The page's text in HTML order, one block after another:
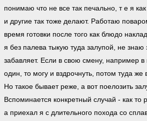
понимаю что не все так печально, т е я
и другие так тоже делают. Работаю
время готовки после того как блюдо
я без палева тыкую туда залупой, не знаю
забавляет. Если в свою смену, например
один, то могу и вздрочнуть, потом туда же
Но такое бывает реже, а вот поелозить
Вспоминается конкретный случай - как то
а приехал я с длительного похода со